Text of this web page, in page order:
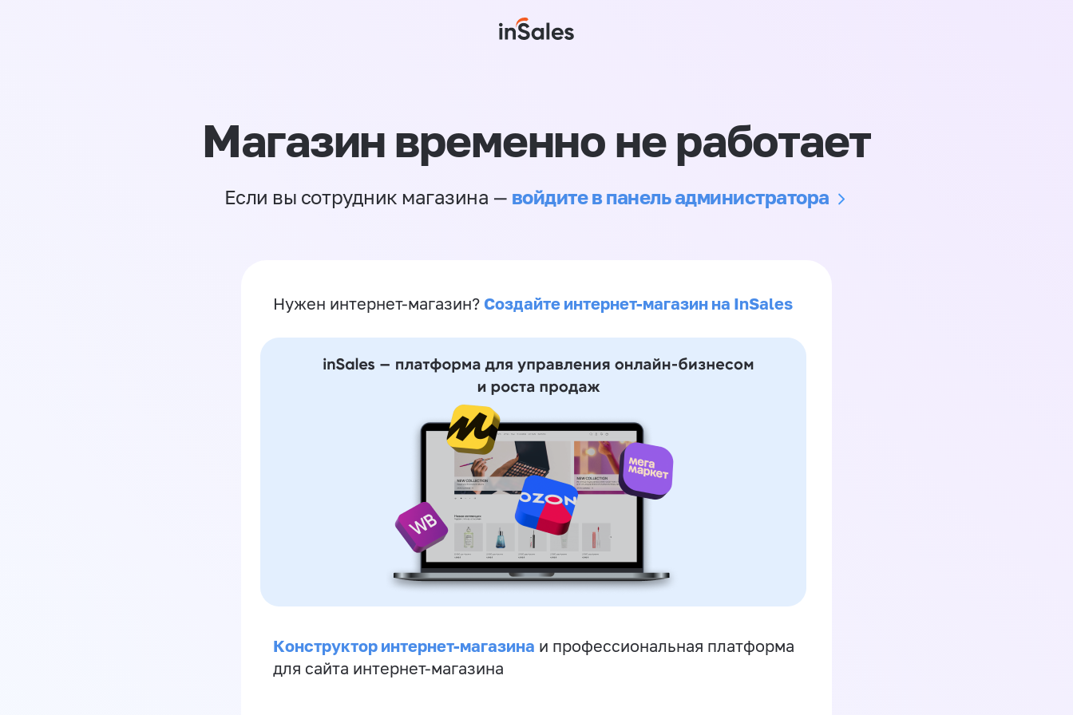
Магазин временно не работает
Если вы сотрудник магазина — войдите в панель администратора
Нужен интернет-магазин? Создайте интернет-магазин на InSales
Конструктор интернет-магазина и профессиональная платформа
для сайта интернет-магазина